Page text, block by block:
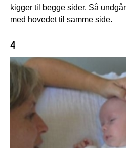
kigger til begge sider. Så
med hovedet til samme side.
4